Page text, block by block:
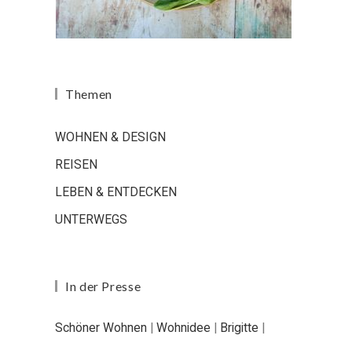
Themen
WOHNEN & DESIGN
REISEN
LEBEN & ENTDECKEN
UNTERWEGS
In der Presse
Schöner Wohnen | Wohnidee | Brigitte |